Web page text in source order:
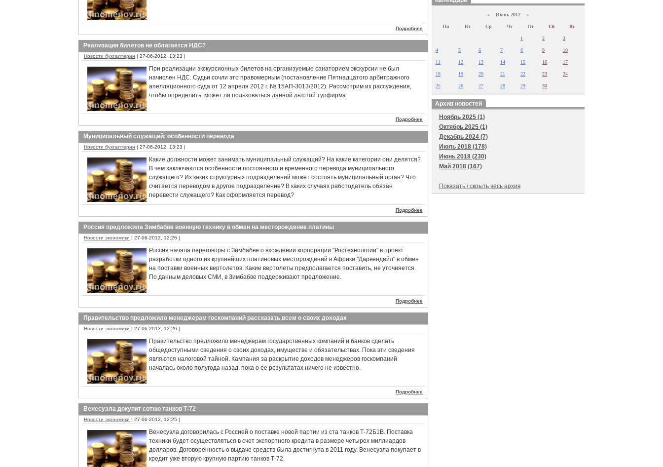
Подробнее
Реализация билетов не облагается НДС?
Новости бухгалтерии | 27-06-2012, 13:23 |
При реализации экскурсионных билетов на организуемые санаторием экскурсии не был
начислен НДС. Судьи сочли это правомерным (постановление Пятнадцатого арбитражного
апелляционного суда от 12 апреля 2012 г. № 15АП-3013/2012). Рассмотрим их рассуждения,
чтобы определить, может ли пользоваться данной льготой турфирма.
Подробнее
Муниципальный служащий: особенности перевода
Новости бухгалтерии | 27-06-2012, 13:23 |
Какие должности может занимать муниципальный служащий? На какие категории они делятся?
В чем заключаются особенности постоянного и временного перевода муниципального
служащего? Из каких структурных подразделений может состоять муниципальный орган? Что
считается переводом в другое подразделение? В каких случаях работодатель обязан
перевести служащего? Как оформляется перевод?
Подробнее
Россия предложила Зимбабве военную технику в обмен на месторождение платины
Новости экономики | 27-06-2012, 12:26 |
Россия начала переговоры с Зимбабве о вхождении корпорации "Ростехнологии" в проект
разработки одного из крупнейших платиновых месторождений в Африке "Дарвендейл" в обмен
на поставки военных вертолетов. Какие вертолеты предполагается поставить, не уточняется.
По данным деловых СМИ, в Зимбабве поддерживают предложение.
Подробнее
Правительство предложило менеджерам госкомпаний рассказать всем о своих доходах
Новости экономики | 27-06-2012, 12:26 |
Правительство предложило менеджерам государственных компаний и банков сделать
общедоступными сведения о своих доходах, имуществе и обязательствах. Пока эти сведения
являются налоговой тайной. Кампания за раскрытие доходов менеджеров госкомпаний
началась около полугода назад, пока о ее результатах ничего не известно.
Подробнее
Венесуэла докупит сотню танков Т-72
Новости экономики | 27-06-2012, 12:25 |
Венесуэла договорилась с Россией о поставке новой партии из ста танков Т-72Б1В. Поставка
техники будет осуществляться в счет экспортного кредита в размере четырех миллиардов
долларов. Договоренность о выдаче средств была достигнута в 2011 году. Венесуэла покупает в
кредит уже вторую крупную партию танков Т-72.
« Июнь 2012 »
Пн Вт Ср Чт Пт Сб Вс
1 2 3
4 5 6 7 8 9 10
11 12 13 14 15 16 17
18 19 20 21 22 23 24
25 26 27 28 29 30
Архив новостей
Ноябрь 2025 (1)
Октябрь 2025 (1)
Декабрь 2024 (7)
Июль 2018 (178)
Июнь 2018 (230)
Май 2018 (167)
Показать / скрыть весь архив